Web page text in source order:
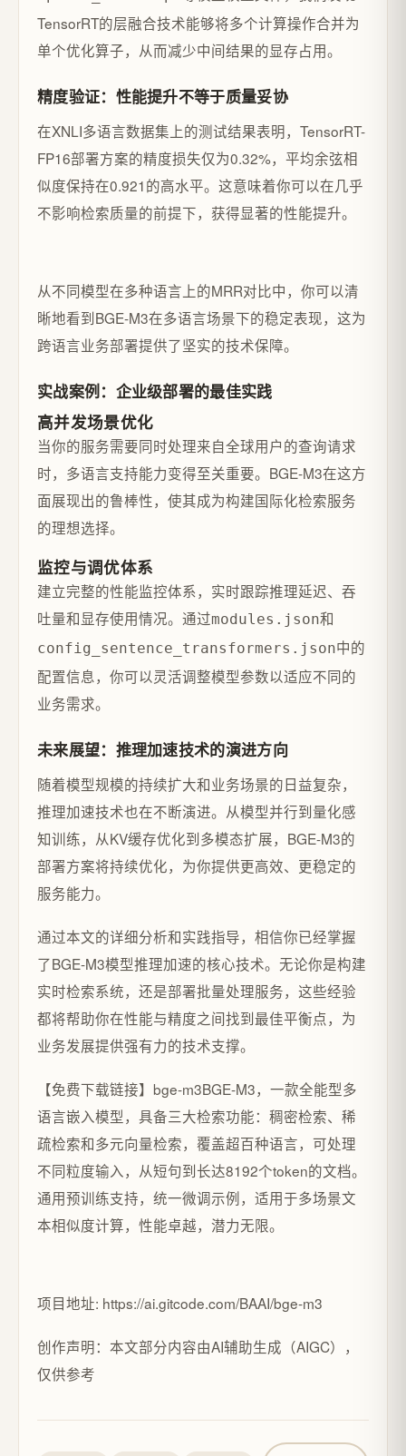
TensorRT的层融合技术能够将多个计算操作合并为
单个优化算子，从而减少中间结果的显存占用。
精度验证：性能提升不等于质量妥协
在XNLI多语言数据集上的测试结果表明，TensorRT-
FP16部署方案的精度损失仅为0.32%，平均余弦相
似度保持在0.921的高水平。这意味着你可以在几乎
不影响检索质量的前提下，获得显著的性能提升。
从不同模型在多种语言上的MRR对比中，你可以清
晰地看到BGE-M3在多语言场景下的稳定表现，这为
跨语言业务部署提供了坚实的技术保障。
实战案例：企业级部署的最佳实践
高并发场景优化
当你的服务需要同时处理来自全球用户的查询请求
时，多语言支持能力变得至关重要。BGE-M3在这方
面展现出的鲁棒性，使其成为构建国际化检索服务
的理想选择。
监控与调优体系
建立完整的性能监控体系，实时跟踪推理延迟、吞
吐量和显存使用情况。通过modules.json和
config_sentence_transformers.json中的
配置信息，你可以灵活调整模型参数以适应不同的
业务需求。
未来展望：推理加速技术的演进方向
随着模型规模的持续扩大和业务场景的日益复杂，
推理加速技术也在不断演进。从模型并行到量化感
知训练，从KV缓存优化到多模态扩展，BGE-M3的
部署方案将持续优化，为你提供更高效、更稳定的
服务能力。
通过本文的详细分析和实践指导，相信你已经掌握
了BGE-M3模型推理加速的核心技术。无论你是构建
实时检索系统，还是部署批量处理服务，这些经验
都将帮助你在性能与精度之间找到最佳平衡点，为
业务发展提供强有力的技术支撑。
【免费下载链接】bge-m3BGE-M3，一款全能型多
语言嵌入模型，具备三大检索功能：稠密检索、稀
疏检索和多元向量检索，覆盖超百种语言，可处理
不同粒度输入，从短句到长达8192个token的文档。
通用预训练支持，统一微调示例，适用于多场景文
本相似度计算，性能卓越，潜力无限。
项目地址: https://ai.gitcode.com/BAAI/bge-m3
创作声明：本文部分内容由AI辅助生成（AIGC），
仅供参考